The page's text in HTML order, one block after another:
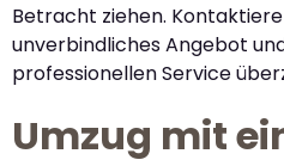
Betracht ziehen.
unverbindliches Angebot
professionellen Service
Umzug mit